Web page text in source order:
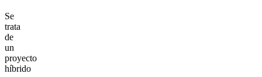
Se
trata
de
un
proyecto
híbrido